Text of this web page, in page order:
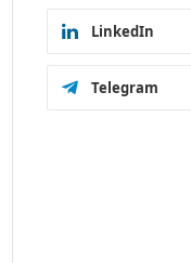
LinkedIn
Telegram